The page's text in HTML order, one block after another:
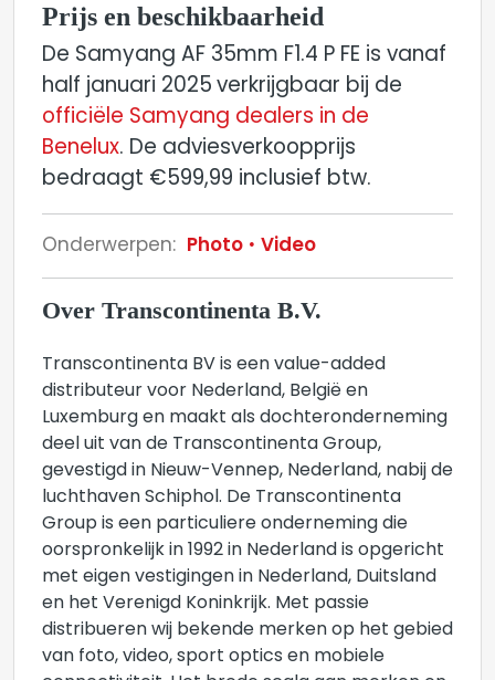
Prijs en beschikbaarheid
De Samyang AF 35mm F1.4 P FE is vanaf
half januari 2025 verkrijgbaar bij de
officiële Samyang dealers in de
Benelux. De adviesverkoopprijs
bedraagt €599,99 inclusief btw.
Onderwerpen: Photo Video
Over Transcontinenta B.V.
Transcontinenta BV is een value-added
distributeur voor Nederland, België en
Luxemburg en maakt als dochteronderneming
deel uit van de Transcontinenta Group,
gevestigd in Nieuw-Vennep, Nederland, nabij de
luchthaven Schiphol. De Transcontinenta
Group is een particuliere onderneming die
oorspronkelijk in 1992 in Nederland is opgericht
met eigen vestigingen in Nederland, Duitsland
en het Verenigd Koninkrijk. Met passie
distribueren wij bekende merken op het gebied
van foto, video, sport optics en mobiele